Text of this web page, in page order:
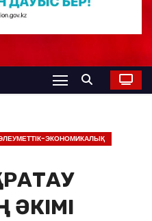
ЭКОНОМИКАЛЫҚ